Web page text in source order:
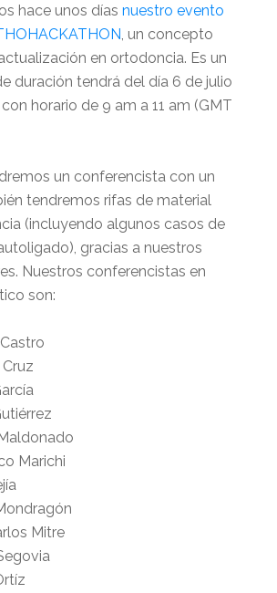
hace unos días nuestro evento
, un concepto
en ortodoncia. Es un
duración tendrá del día 6 de julio
horario de 9 am a 11 am (GMT
un conferencista con un
tendremos rifas de material
(incluyendo algunos casos de
gracias a nuestros
Nuestros conferencistas en
son:
Marichi
Mitre